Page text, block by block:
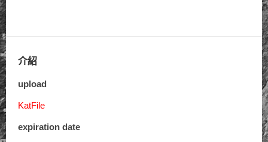
介紹
upload
KatFile
expiration date